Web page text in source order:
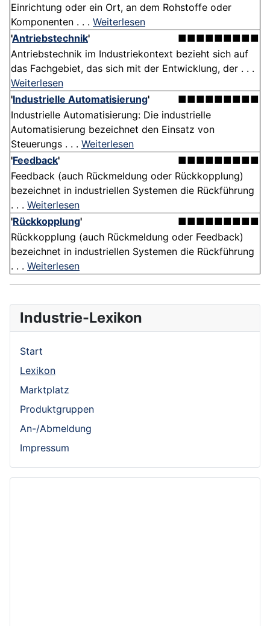
Einrichtung oder ein Ort, an dem Rohstoffe oder
Komponenten . . . Weiterlesen
'Antriebstechnik'
■■■■■■■■■
Antriebstechnik im Industriekontext bezieht sich auf
das Fachgebiet, das sich mit der Entwicklung, der . . .
Weiterlesen
'Industrielle Automatisierung'
■■■■■■■■■
Industrielle Automatisierung: Die industrielle
Automatisierung bezeichnet den Einsatz von
Steuerungs . . . Weiterlesen
'Feedback'
■■■■■■■■■
Feedback (auch Rückmeldung oder Rückkopplung)
bezeichnet in industriellen Systemen die Rückführung
. . . Weiterlesen
'Rückkopplung'
■■■■■■■■■
Rückkopplung (auch Rückmeldung oder Feedback)
bezeichnet in industriellen Systemen die Rückführung
. . . Weiterlesen
Industrie-Lexikon
Start
Lexikon
Marktplatz
Produktgruppen
An-/Abmeldung
Impressum